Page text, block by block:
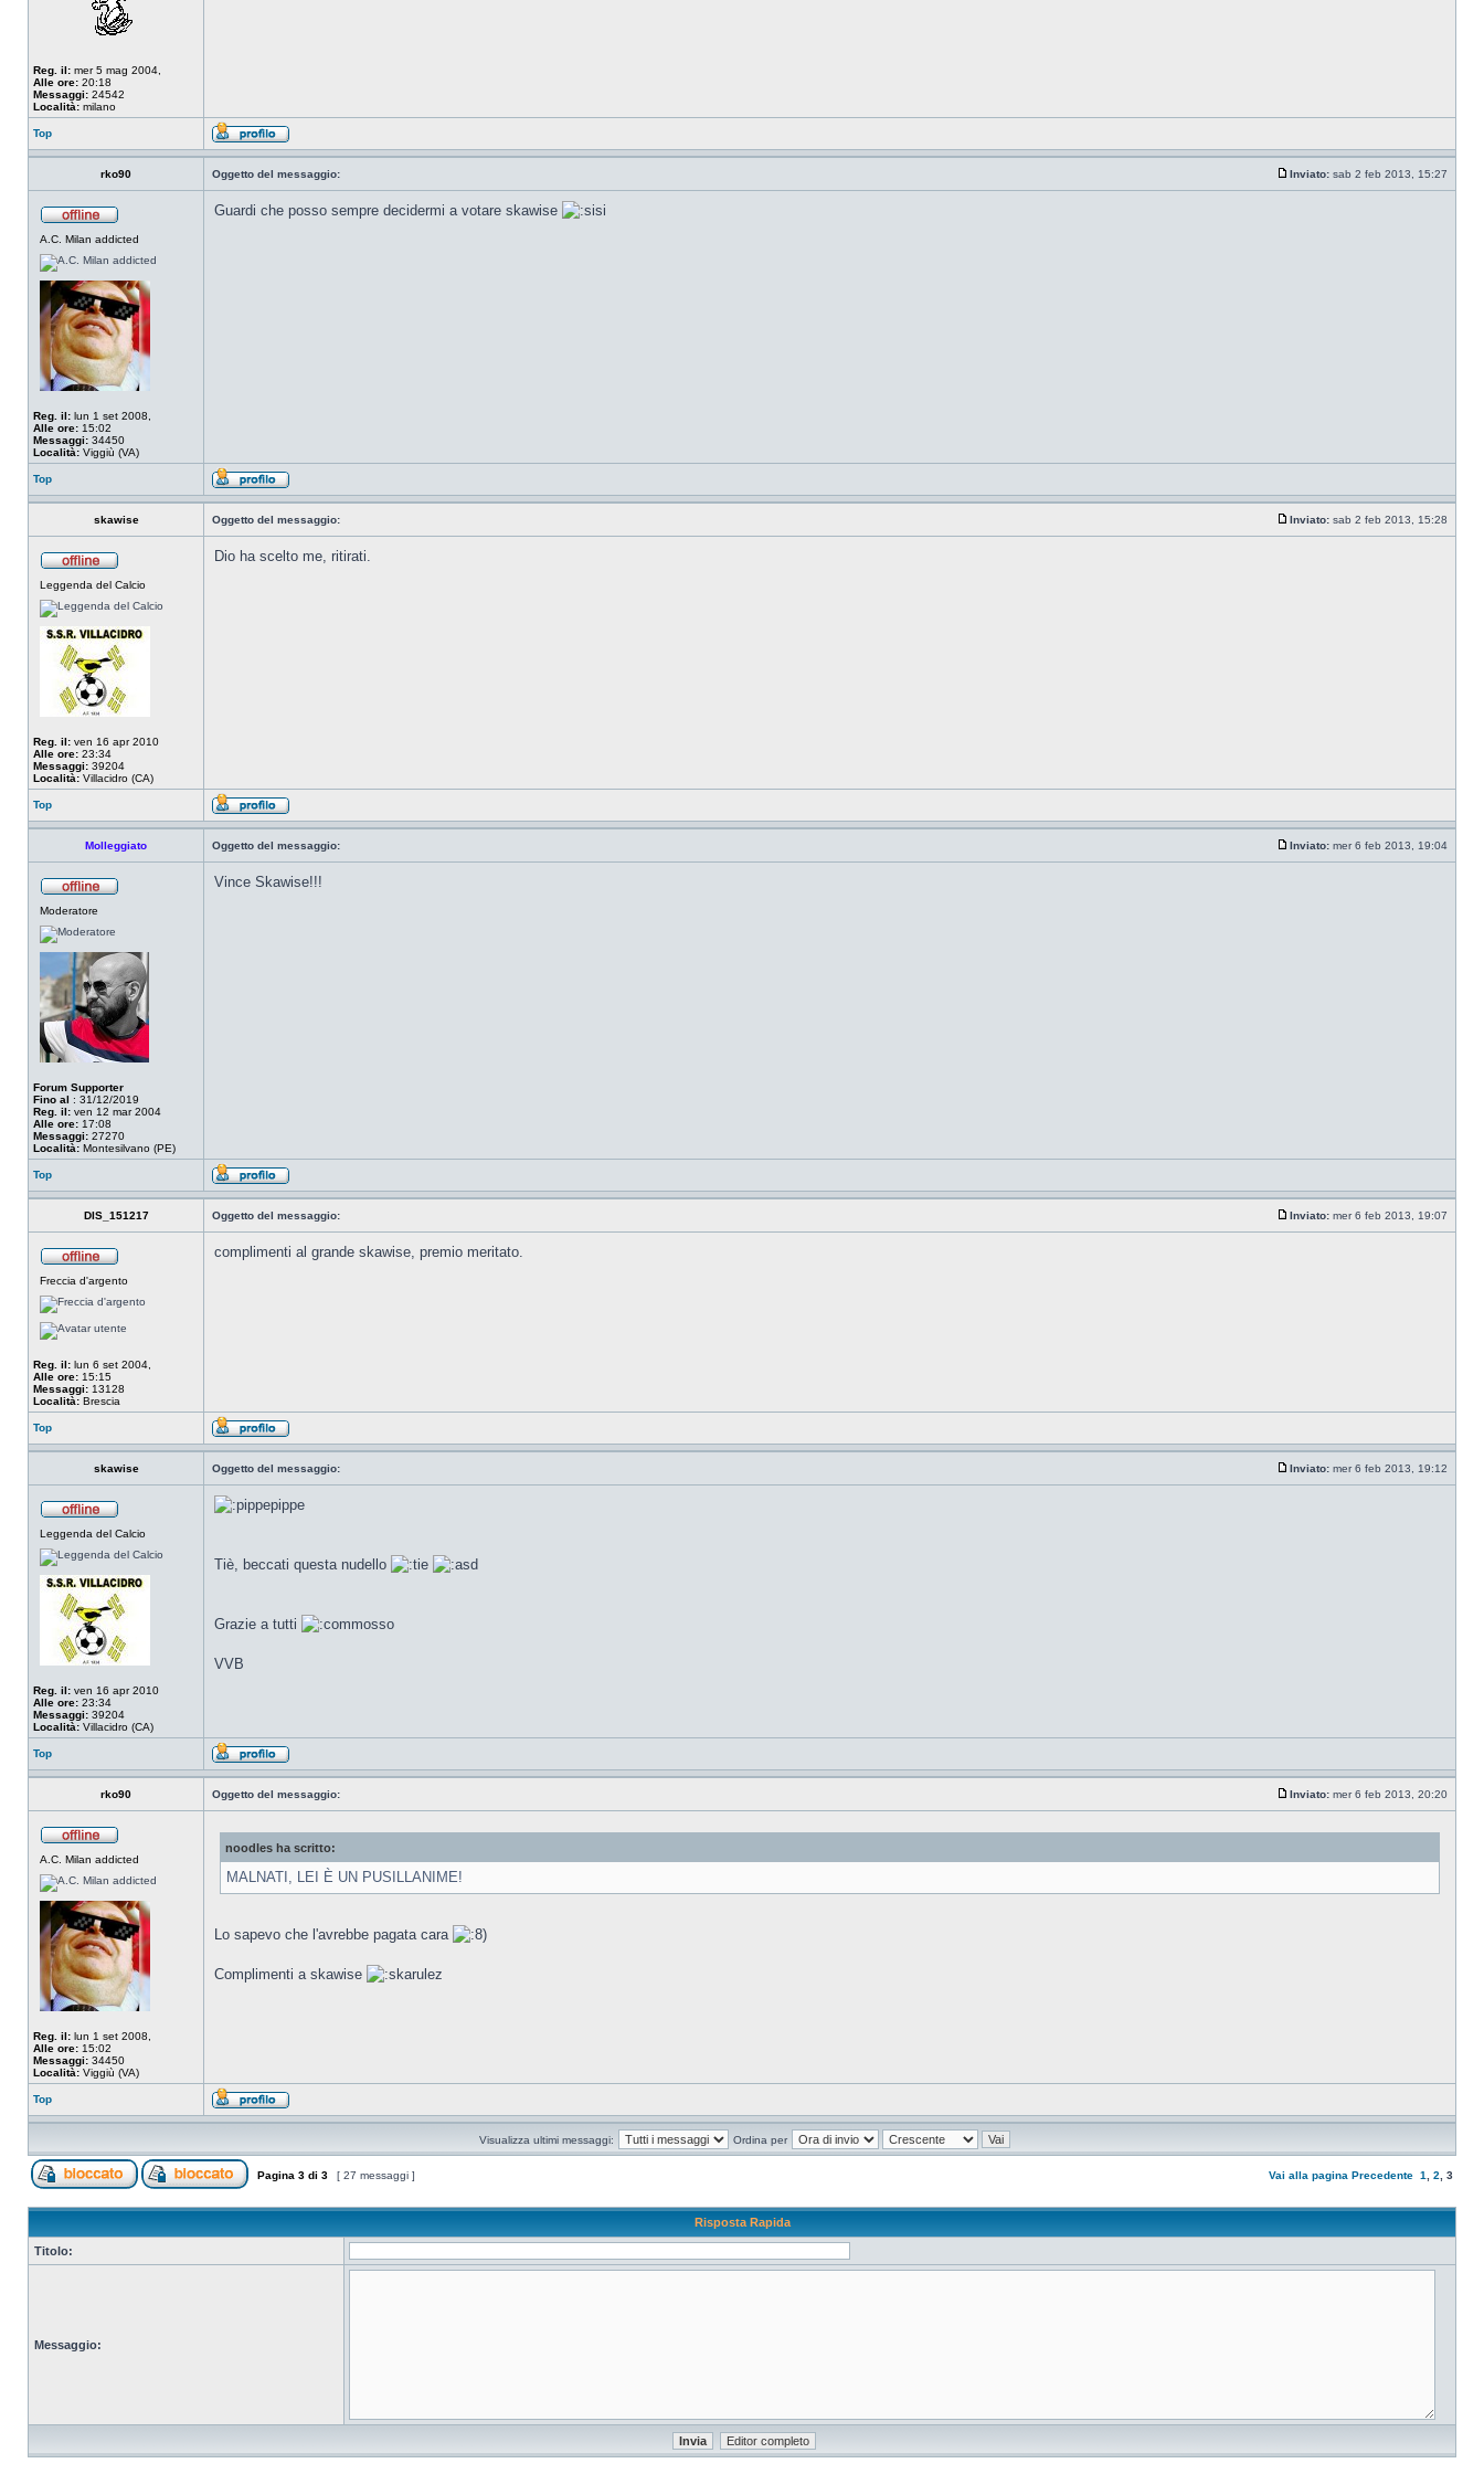
Reg. il: mer 5 mag 2004,
Alle ore: 20:18
Messaggi: 24542
Località: milano
Top
rko90 Oggetto del messaggio: Inviato: sab 2 feb 2013, 15:27
A.C. Milan addicted
Reg. il: lun 1 set 2008,
Alle ore: 15:02
Messaggi: 34450
Località: Viggiù (VA)
Guardi che posso sempre decidermi a votare skawise
Top
skawise Oggetto del messaggio: Inviato: sab 2 feb 2013, 15:28
Leggenda del Calcio
Reg. il: ven 16 apr 2010
Alle ore: 23:34
Messaggi: 39204
Località: Villacidro (CA)
Dio ha scelto me, ritirati.
Top
Molleggiato Oggetto del messaggio: Inviato: mer 6 feb 2013, 19:04
Moderatore
Forum Supporter
Fino al : 31/12/2019
Reg. il: ven 12 mar 2004
Alle ore: 17:08
Messaggi: 27270
Località: Montesilvano (PE)
Vince Skawise!!!
Top
DIS_151217 Oggetto del messaggio: Inviato: mer 6 feb 2013, 19:07
Freccia d'argento
Reg. il: lun 6 set 2004,
Alle ore: 15:15
Messaggi: 13128
Località: Brescia
complimenti al grande skawise, premio meritato.
Top
skawise Oggetto del messaggio: Inviato: mer 6 feb 2013, 19:12
Leggenda del Calcio
Reg. il: ven 16 apr 2010
Alle ore: 23:34
Messaggi: 39204
Località: Villacidro (CA)
Tiè, beccati questa nudello
Grazie a tutti
VVB
Top
rko90 Oggetto del messaggio: Inviato: mer 6 feb 2013, 20:20
A.C. Milan addicted
Reg. il: lun 1 set 2008,
Alle ore: 15:02
Messaggi: 34450
Località: Viggiù (VA)
noodles ha scritto:
MALNATI, LEI È UN PUSILLANIME!
Lo sapevo che l'avrebbe pagata cara
Complimenti a skawise
Top
Visualizza ultimi messaggi: Ordina per
Pagina 3 di 3 [ 27 messaggi ] Vai alla pagina Precedente 1 2 3
Risposta Rapida
Titolo:
Messaggio: